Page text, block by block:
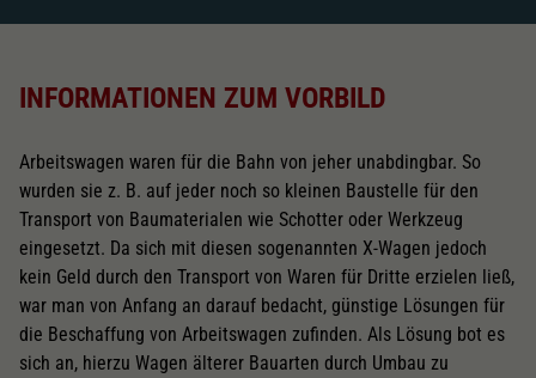
INFORMATIONEN ZUM VORBILD
Arbeitswagen waren für die Bahn von jeher unabdingbar. So
wurden sie z. B. auf jeder noch so kleinen Baustelle für den
Transport von Baumaterialen wie Schotter oder Werkzeug
eingesetzt. Da sich mit diesen sogenannten X-Wagen jedoch
kein Geld durch den Transport von Waren für Dritte erzielen ließ,
war man von Anfang an darauf bedacht, günstige Lösungen für
die Beschaffung von Arbeitswagen zufinden. Als Lösung bot es
sich an, hierzu Wagen älterer Bauarten durch Umbau zu